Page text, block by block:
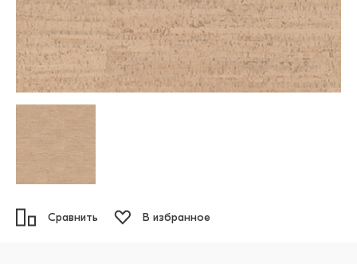
Сравнить В избранное